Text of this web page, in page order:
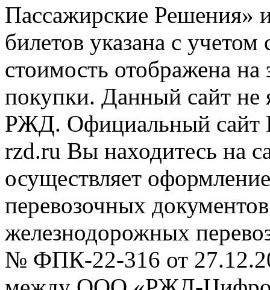
Пассажирские
билетов указана с
стоимость отображена
покупки. Данный сайт не
РЖД. Официальный сайт
rzd.ru Вы находитесь на
осуществляет
перевозочных
железнодорожных
№ ФПК-22-316 от